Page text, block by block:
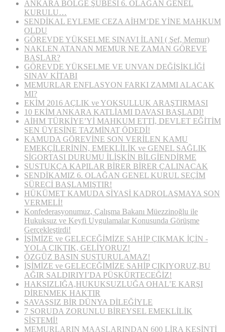
ANKARA BÖLGE ŞUBESİ 6. OLAĞAN GENEL
KURULU…
SENDİKAL EYLEME CEZA AİHM’DE YİNE MAHKUM
OLDU
GÖREVDE YÜKSELME SINAVI İLANI ( Şef, Memur)
NAKLEN ATANAN MEMUR NE ZAMAN GÖREVE
BAŞLAR?
GÖREVDE YÜKSELME VE UNVAN DEĞİŞİKLİĞİ
SINAV KİTABI
MEMURLAR ENFLASYON FARKI ZAMMI ALACAK
MI?
EKİM 2016 AÇLIK ve YOKSULLUK ARAŞTIRMASI
10 EKİM ANKARA KATLİAMI DAVASI BAŞLADI!
AİHM TÜRKİYE’Yİ MAHKUM ETTİ, DEVLET EĞİTİM
SEN ÜYESİNE TAZMİNAT ÖDEDİ!
KAMUDA GÖREVİNE SON VERİLEN KAMU
EMEKÇİLERİNİN, EMEKLİLİK ve GENEL SAĞLIK
SİGORTASI DURUMU İLİŞKİN BİLGİENDİRME
SUSTUKÇA KAPILAR BİRER BİRER ÇALINACAK
SENDİKAMIZ 6. OLAĞAN GENEL KURUL SEÇİM
SÜRECİ BAŞLAMIŞTIR!
HÜKÜMET KAMUDA SİYASİ KADROLAŞMAYA SON
VERMELİ!
Konfederasyonumuz, Çalışma Bakanı Müezzinoğlu ile
Hukuksuz ve Keyfi Uygulamalar Konusunda Görüşme
Gerçekleştirdi!
İŞİMİZE ve GELECEĞİMİZE SAHİP ÇIKMAK İÇİN ­­­
YOLA ÇIKTIK, GELİYORUZ!
ÖZGÜZ BASIN SUSTURULAMAZ!
İŞİMİZE ve GELECEĞİMİZE SAHİP ÇIKIYORUZ,BU
AĞIR SALDIRIYI’DA PÜSKÜRTECEĞİZ!
HAKSIZLIĞA,HUKUKSUZLUĞA OHAL’E KARŞI
DİRENMEK HAKTIR
SAVAŞSIZ BİR DÜNYA DİLEĞİYLE
7 SORUDA ZORUNLU BİREYSEL EMEKLİLİK
SİSTEMİ!
MEMURLARIN MAAŞLARINDAN 600 LİRA KESİNTİ